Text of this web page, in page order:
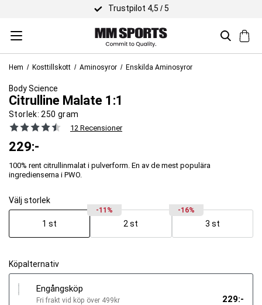
Trustpilot 4,5 / 5
Hem Kosttillskott Aminosyror Enskilda Aminosyror
Body Science
Citrulline Malate 1:1
Storlek: 250 gram
12 Recensioner
229:-
100% rent citrullinmalat i pulverform. En av de mest populära
ingredienserna i PWO.
Välj storlek
1 st
-11%
2 st
-16%
3 st
Köpalternativ
Engångsköp
Fri frakt vid köp över 499kr 229:-